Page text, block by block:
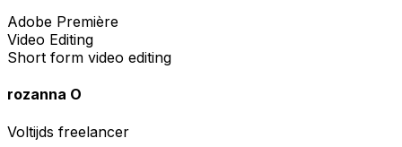
Adobe Première
Video Editing
Short form video editing
rozanna O
Voltijds freelancer